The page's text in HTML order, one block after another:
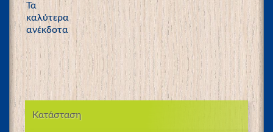
Τα
καλύτερα
ανέκδοτα
Κατάσταση